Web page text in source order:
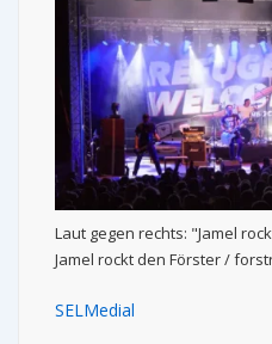
Laut gegen rechts: "Jamel
Jamel rockt den Förster /
SELMedial